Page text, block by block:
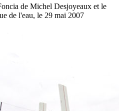
de Michel Desjoyeaux et le
de l'eau, le 29 mai 2007